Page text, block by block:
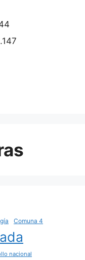
Comuna 4
nacional